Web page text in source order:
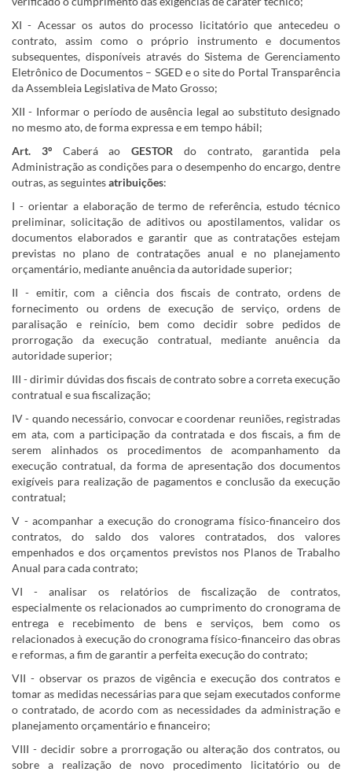
XI - Acessar os autos do processo licitatório que antecedeu o
contrato, assim como o próprio instrumento e documentos
subsequentes, disponíveis através do Sistema de Gerenciamento
Eletrônico de Documentos – SGED e o site do Portal Transparência
da Assembleia Legislativa de Mato Grosso;
XII - Informar o período de ausência legal ao substituto designado
no mesmo ato, de forma expressa e em tempo hábil;
Art. 3ºCaberá ao GESTOR do contrato, garantida pela
Administração as condições para o desempenho do encargo, dentre
outras, as seguintesatribuições:
I - orientar a elaboração de termo de referência, estudo técnico
preliminar, solicitação de aditivos ou apostilamentos, validar os
documentos elaborados e garantir que as contratações estejam
previstas no plano de contratações anual e no planejamento
orçamentário, mediante anuência da autoridade superior;
II - emitir, com a ciência dos fiscais de contrato, ordens de
fornecimento ou ordens de execução de serviço, ordens de
paralisação e reinício, bem como decidir sobre pedidos de
prorrogação da execução contratual, mediante anuência da
autoridade superior;
III - dirimir dúvidas dos fiscais de contrato sobre a correta execução
contratual e sua fiscalização;
IV - quando necessário, convocar e coordenar reuniões, registradas
em ata, com a participação da contratada e dos fiscais, a fim de
serem alinhados os procedimentos de acompanhamento da
execução contratual, da forma de apresentação dos documentos
exigíveis para realização de pagamentos e conclusão da execução
contratual;
V - acompanhar a execução do cronograma físico-financeiro dos
contratos, do saldo dos valores contratados, dos valores
empenhados e dos orçamentos previstos nos Planos de Trabalho
Anual para cada contrato;
VI - analisar os relatórios de fiscalização de contratos,
especialmente os relacionados ao cumprimento do cronograma de
entrega e recebimento de bens e serviços, bem como os
relacionados à execução do cronograma físico-financeiro das obras
e reformas, a fim de garantir a perfeita execução do contrato;
VII - observar os prazos de vigência e execução dos contratos e
tomar as medidas necessárias para que sejam executados conforme
o contratado, de acordo com as necessidades da administração e
planejamento orçamentário e financeiro;
VIII - decidir sobre a prorrogação ou alteração dos contratos, ou
sobre a realização de novo procedimento licitatório ou de